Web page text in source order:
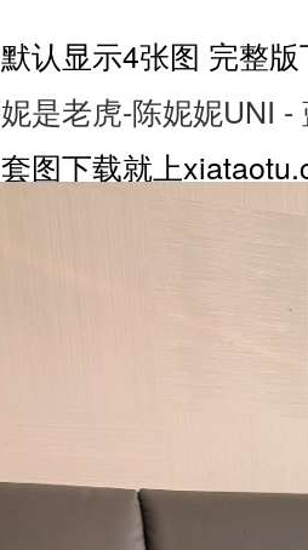
默认显示4张图 完整
妮是老虎-陈妮妮UNI -
套图下载就上